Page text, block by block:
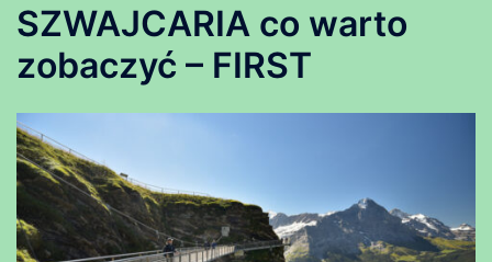
SZWAJCARIA co warto
zobaczyć – FIRST